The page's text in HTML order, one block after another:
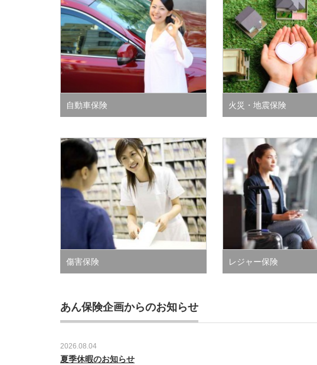
自動車保険 火災・地震保険
傷害保険 レジャー保険
あん保険企画からのお知らせ
2026.08.04
夏季休暇のお知らせ